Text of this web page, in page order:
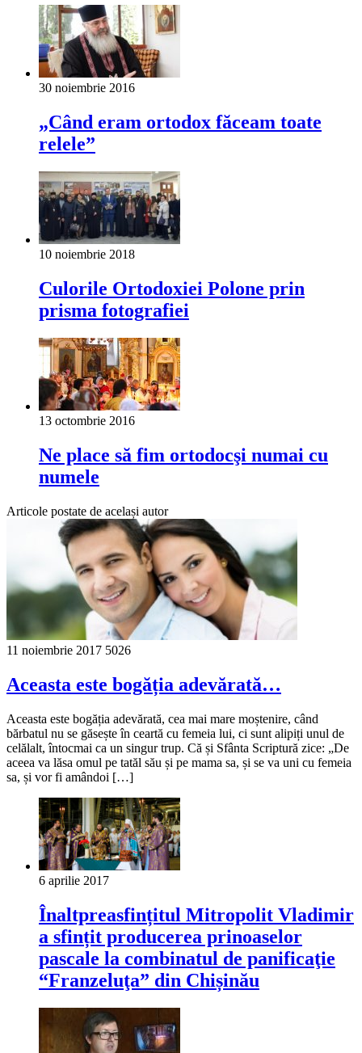
30 noiembrie 2016
„Când eram ortodox făceam toate
relele”
10 noiembrie 2018
Culorile Ortodoxiei Polone prin
prisma fotografiei
13 octombrie 2016
Ne place să fim ortodocşi numai cu
numele
Articole postate de același autor
11 noiembrie 2017 5026
Aceasta este bogăția adevărată…
Aceasta este bogăția adevărată, cea mai mare moștenire, când
bărbatul nu se găsește în ceartă cu femeia lui, ci sunt alipiți unul de
celălalt, întocmai ca un singur trup. Că și Sfânta Scriptură zice: „De
aceea va lăsa omul pe tatăl său și pe mama sa, și se va uni cu femeia
sa, și vor fi amândoi […]
6 aprilie 2017
Înaltpreasfințitul Mitropolit Vladimir
a sfințit producerea prinoaselor
pascale la combinatul de panificaţie
“Franzeluţa” din Chișinău